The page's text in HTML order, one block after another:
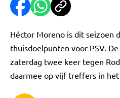
Héctor Moreno is dit seizoen
thuisdoelpunten voor PSV.
zaterdag twee keer tegen
daarmee op vijf treffers in het